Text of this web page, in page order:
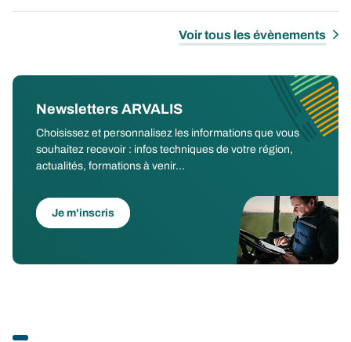
Voir tous les évènements
Newsletters ARVALIS
Choisissez et personnalisez les informations que vous
souhaitez recevoir : infos techniques de votre région,
actualités, formations à venir...
Je m'inscris